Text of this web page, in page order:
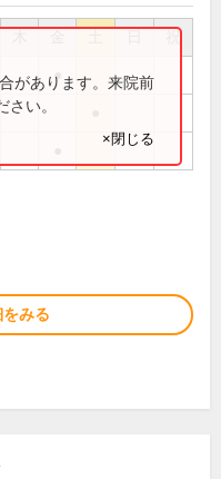
祝
●
があります。来院前
い。
×閉じる
みる